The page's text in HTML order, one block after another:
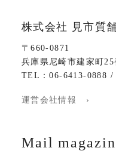
株式会社 見市質
〒660-0871
兵庫県尼崎市建家町
TEL：06-6413-0888 /
運営会社情報 ›
Mail